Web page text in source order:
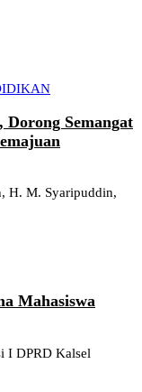
Semangat
H. M. Syaripuddin,
Mahasiswa
I DPRD Kalsel